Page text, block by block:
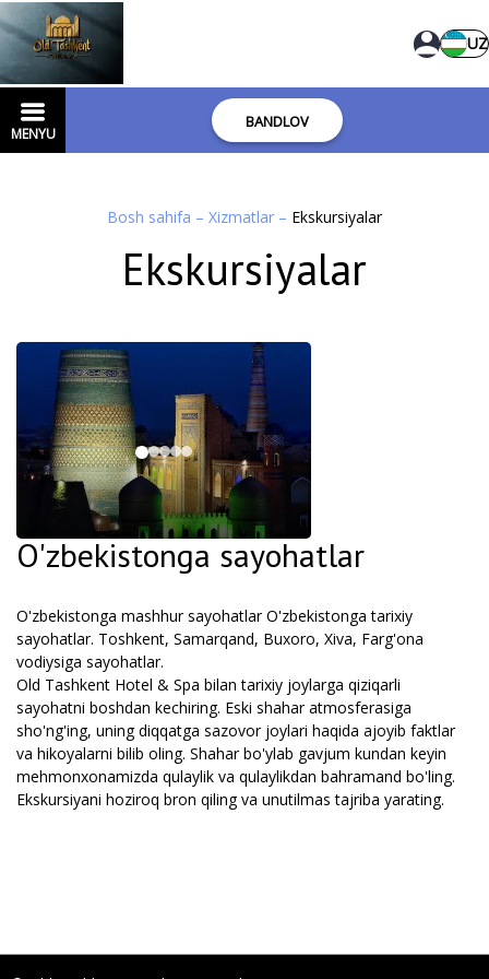
UZ
MENYU
BANDLOV
Bosh sahifa – Xizmatlar – Ekskursiyalar
Ekskursiyalar
O'zbekistonga sayohatlar
O'zbekistonga mashhur sayohatlar O'zbekistonga tarixiy
sayohatlar. Toshkent, Samarqand, Buxoro, Xiva, Farg'ona
vodiysiga sayohatlar.
Old Tashkent Hotel & Spa bilan tarixiy joylarga qiziqarli
sayohatni boshdan kechiring. Eski shahar atmosferasiga
sho'ng'ing, uning diqqatga sazovor joylari haqida ajoyib faktlar
va hikoyalarni bilib oling. Shahar bo'ylab gavjum kundan keyin
mehmonxonamizda qulaylik va qulaylikdan bahramand bo'ling.
Ekskursiyani hoziroq bron qiling va unutilmas tajriba yarating.